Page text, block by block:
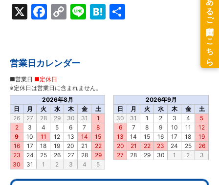
X Facebook
CopyLineHatena
営業日カレンダー
2026年8月
日
月 火 水 木 金
土
26
27 28 29 30 31
1
2
3 4 5 6 7
8
9
10 11 12 13 14
15
16
17 18 19 20 21
22
23
24 25 26 27 28
29
30
31 1 2 3 4 5
2026年9月
日
月 火 水 木 金
土
30
31 1 2 3 4
5
6
7 8 9 10 11
12
13
14 15 16 17 18
19
20
21 22 23 24 25
26
27
28 29 30 1 2 3
■営業日 ■定休日
※定休日は営業日に含まれません。